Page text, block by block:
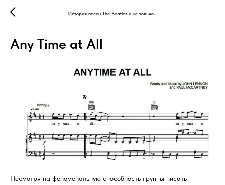
История песен The Beatles и не только...
Any Time at All
Несмотря на феноменальную способность группы писать